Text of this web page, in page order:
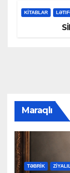
KİTABLAR
Maraqlı
TƏBRİK